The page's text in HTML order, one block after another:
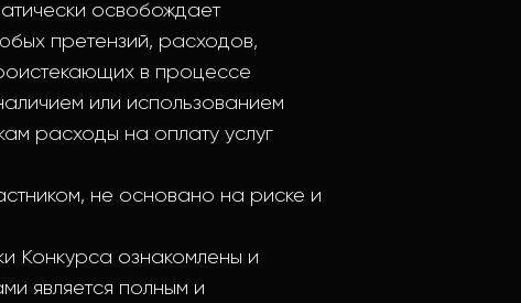
освобождает
претензий, расходов,
в процессе
или использованием
расходы на оплату услуг
не основано на риске и
Конкурса ознакомлены и
является полным и